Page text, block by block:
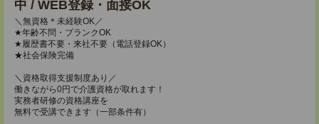
中 / WEB登録・面接OK
＼無資格＊未経験OK／
★年齢不問・ブランクOK
★履歴書不要・来社不要（電話登録OK）
★社会保険完備
＼資格取得支援制度あり／
働きながら0円で介護資格が取れます！
実務者研修の資格講座を
無料で受講できます（一部条件有）